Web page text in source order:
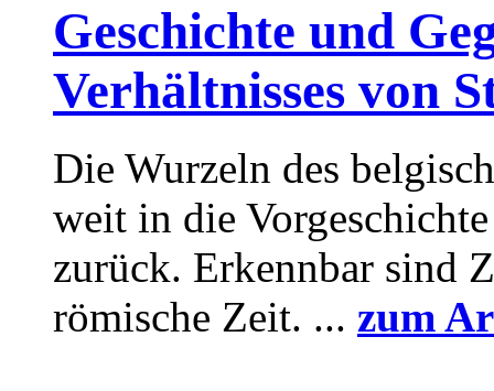
Geschichte und
Verhältnisses von
Die Wurzeln des
weit in die
zurück. Erkennbar sind
römische Zeit. ... zum